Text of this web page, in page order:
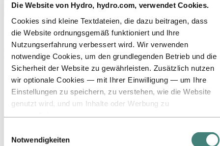
Die Website von Hydro, hydro.com, verwendet Cookies.
Cookies sind kleine Textdateien, die dazu beitragen, dass
die Website ordnungsgemäß funktioniert und Ihre
Nutzungserfahrung verbessert wird. Wir verwenden
notwendige Cookies, um den grundlegenden Betrieb und die
Sicherheit der Website zu gewährleisten. Zusätzlich nutzen
wir optionale Cookies — mit Ihrer Einwilligung — um Ihre
Einstellungen zu speichern, zu verstehen, wie die Website
genutzt wird, und um Inhalte oder Werbung zu
Tools wir für Sicherheits‑, Analyse‑ oder Werbezwecke
Notwendigkeiten
Über Hydro
Hydro ist ein führendes Unternehmen für Aluminium und
erneuerbare Energien, das Unternehmen und Partnerschaften für
eine nachhaltigere Zukunft aufbaut. Wir beschäftigen
32.000 Mitarbeiter an mehr als 140 Standorten in 40 Ländern.
Zu:Aluminium
Produkte
Branchen, in denen wir tätig sind
Innovationen, Forschung und Entwicklung
Zu:Energie